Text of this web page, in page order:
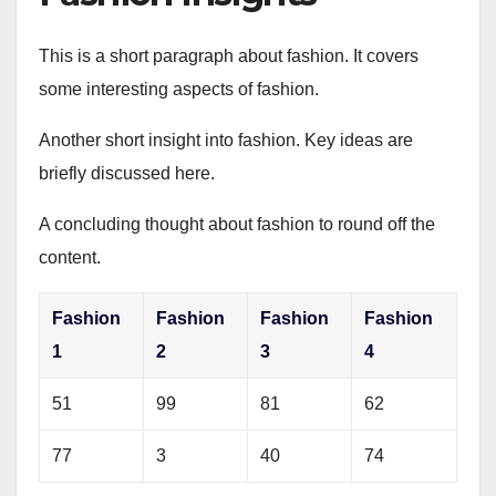
This is a short paragraph about fashion. It covers
some interesting aspects of fashion.
Another short insight into fashion. Key ideas are
briefly discussed here.
A concluding thought about fashion to round off the
content.
Fashion
1
Fashion
2
Fashion
3
Fashion
4
51 99 81 62
77 3 40 74